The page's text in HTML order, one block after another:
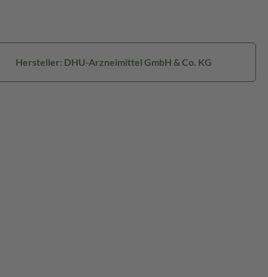
Hersteller: DHU-Arzneimittel GmbH & Co. KG